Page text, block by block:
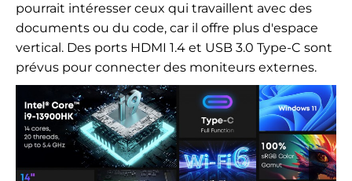
pourrait intéresser ceux qui travaillent avec des
documents ou du code, car il offre plus d'espace
vertical. Des ports HDMI 1.4 et USB 3.0 Type-C sont
prévus pour connecter des moniteurs externes.